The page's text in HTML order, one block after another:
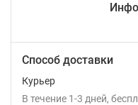
Способ доставки
Курьер
В течение 1-3 дней